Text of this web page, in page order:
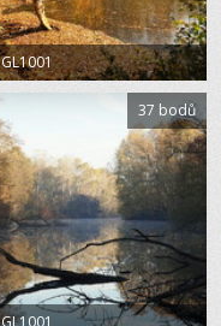
GL1001
GL1001
37 bodů